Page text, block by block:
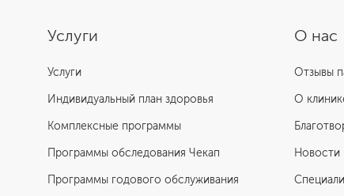
О нас
Отзывы
О
Новости
Услуги
Услуги
Индивидуальный план здоровья
Комплексные программы
Программы обследования Чекап
Программы годового обслуживания